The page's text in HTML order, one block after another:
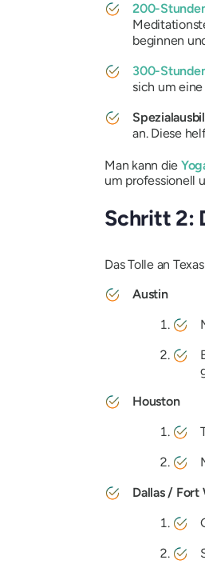
200-
beginnen
300-
sich um
an. Diese
Man kann die
um professionell
Schritt 2:
Das Tolle an
Austin
Houston
Dallas / Fort